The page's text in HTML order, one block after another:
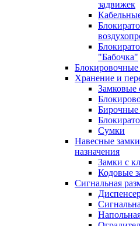
задвижек
"Бабочка"
Хранение и
Замковые
Бирочные
Сумки
Навесные
назначения
Замки с
Кодовые
Сигнальная